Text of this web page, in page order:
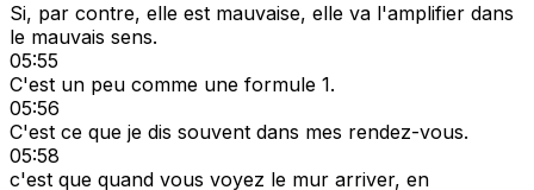
Si, par contre, elle est mauvaise, elle va l'amplifier dans
le mauvais sens.
05:55
C'est un peu comme une formule 1.
05:56
C'est ce que je dis souvent dans mes rendez-vous.
05:58
c'est que quand vous voyez le mur arriver, en